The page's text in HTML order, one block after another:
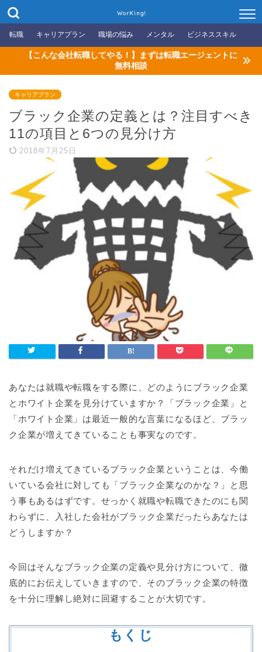
WorKing!
転職 キャリアプラン 職場の悩み メンタル ビジネススキル
【こんな会社転職してやる！】まずは転職エージェントに
無料相談
キャリアプラン
ブラック企業の定義とは？注目すべき
11の項目と6つの見分け方
2018年7月25日
あなたは就職や転職をする際に、どのようにブラック企業
とホワイト企業を見分けていますか？「ブラック企業」と
「ホワイト企業」は最近一般的な言葉になるほど、ブラッ
ク企業が増えてきていることも事実なのです。
それだけ増えてきているブラック企業ということは、今働
いている会社に対しても「ブラック企業なのかな？」と思
う事もあるはずです。せっかく就職や転職できたのにも関
わらずに、入社した会社がブラック企業だったらあなたは
どうしますか？
今回はそんなブラック企業の定義や見分け方について、徹
底的にお伝えしていきますので、そのブラック企業の特徴
を十分に理解し絶対に回避することが大切です。
もくじ